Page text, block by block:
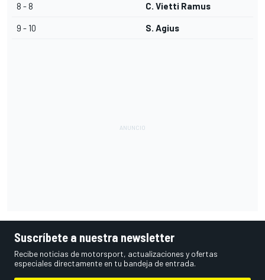
8 - 8 C. Vietti Ramus
9 - 10 S. Agius
Suscríbete a nuestra newsletter
Recibe noticias de motorsport, actualizaciones y ofertas
especiales directamente en tu bandeja de entrada.